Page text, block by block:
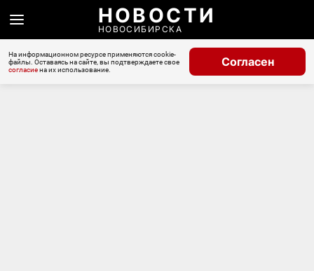
НОВОСТИ
НОВОСИБИРСКА
На информационном ресурсе применяются cookie-
файлы. Оставаясь на сайте, вы подтверждаете свое
согласиена их использование.
Согласен